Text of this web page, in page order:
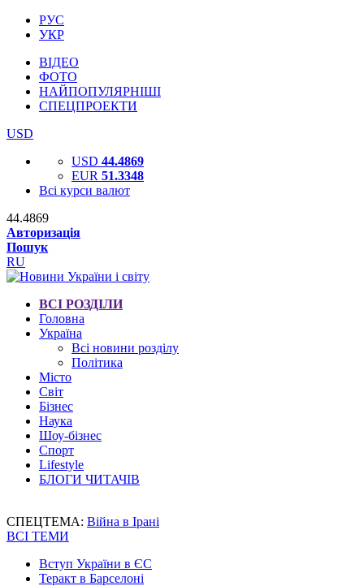
РУС
УКР
ВІДЕО
ФОТО
НАЙПОПУЛЯРНІШІ
СПЕЦПРОЕКТИ
USD
USD 44.4869
EUR 51.3348
Всі курси валют
44.4869
Авторизація
Пошук
RU
ВСІ РОЗДІЛИ
Головна
Україна
Всі новини розділу
Політика
Місто
Світ
Бізнес
Наука
Шоу-бізнес
Спорт
Lifestyle
БЛОГИ ЧИТАЧІВ
СПЕЦТЕМА: Війна в Ірані
ВСІ ТЕМИ
Вступ України в ЄС
Теракт в Барселоні